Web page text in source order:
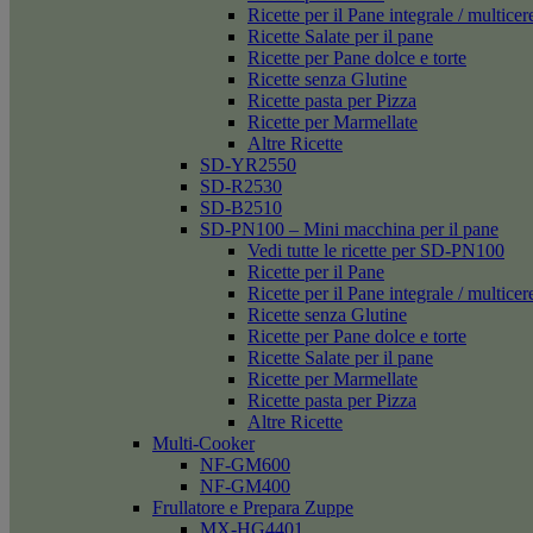
Ricette per il Pane integrale /
Ricette Salate per il pane
Ricette per Pane dolce e torte
Ricette senza Glutine
Ricette pasta per Pizza
Ricette per Marmellate
Altre Ricette
SD-YR2550
SD-R2530
SD-B2510
SD-PN100 – Mini macchina per il pane
Vedi tutte le ricette per SD-PN100
Ricette per il Pane
Ricette per il Pane integrale /
Ricette senza Glutine
Ricette per Pane dolce e torte
Ricette Salate per il pane
Ricette per Marmellate
Ricette pasta per Pizza
Altre Ricette
Multi-Cooker
NF-GM600
NF-GM400
Frullatore e Prepara Zuppe
MX-HG4401